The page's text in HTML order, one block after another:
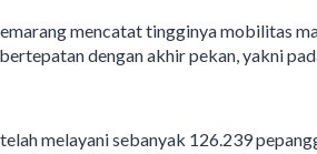
mencatat tingginya mobilitas
dengan akhir pekan, yakni
melayani sebanyak 126.239